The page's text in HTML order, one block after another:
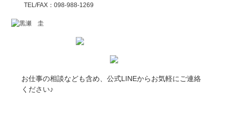
TEL/FAX：098-988-1269
お仕事の相談なども含め、公式LINEからお気軽にご連絡
ください♪